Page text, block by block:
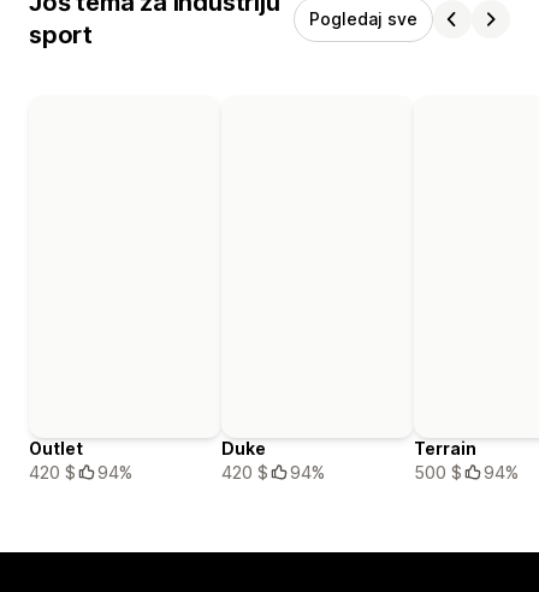
sport
Pogledaj sve
Outlet
420 $
94%
Duke
420 $
94%
Terrain
500 $
94%